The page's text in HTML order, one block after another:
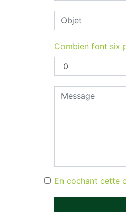
Combien font six
En cochant cette